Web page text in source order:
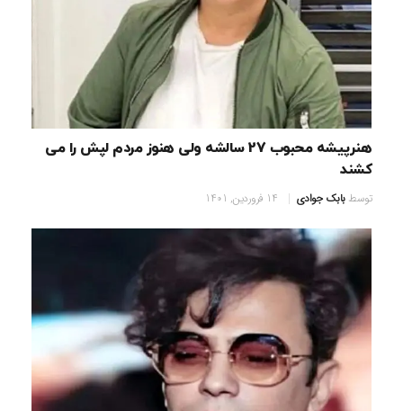
هنرپیشه محبوب 27 سالشه ولی هنوز مردم لپش را می
کشند
توسطبابک جوادی 14 فروردین, 1401